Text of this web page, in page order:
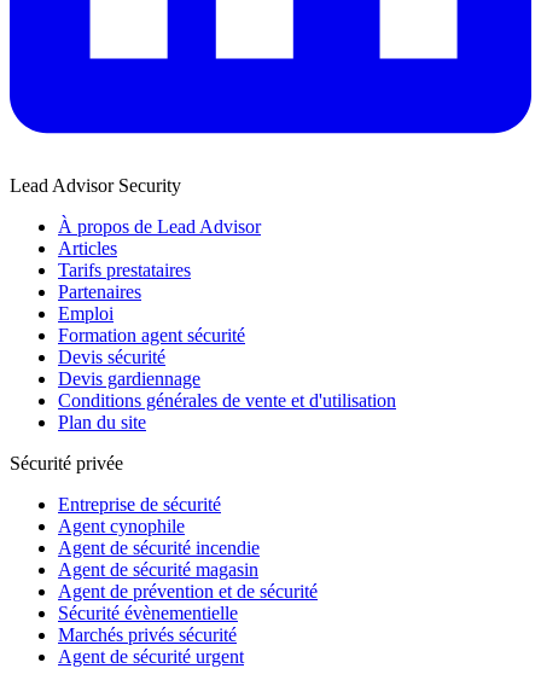
Lead Advisor Security
À propos de Lead Advisor
Articles
Tarifs prestataires
Partenaires
Emploi
Formation agent sécurité
Devis sécurité
Devis gardiennage
Conditions générales de vente et d'utilisation
Plan du site
Sécurité privée
Entreprise de sécurité
Agent cynophile
Agent de sécurité incendie
Agent de sécurité magasin
Agent de prévention et de sécurité
Sécurité évènementielle
Marchés privés sécurité
Agent de sécurité urgent